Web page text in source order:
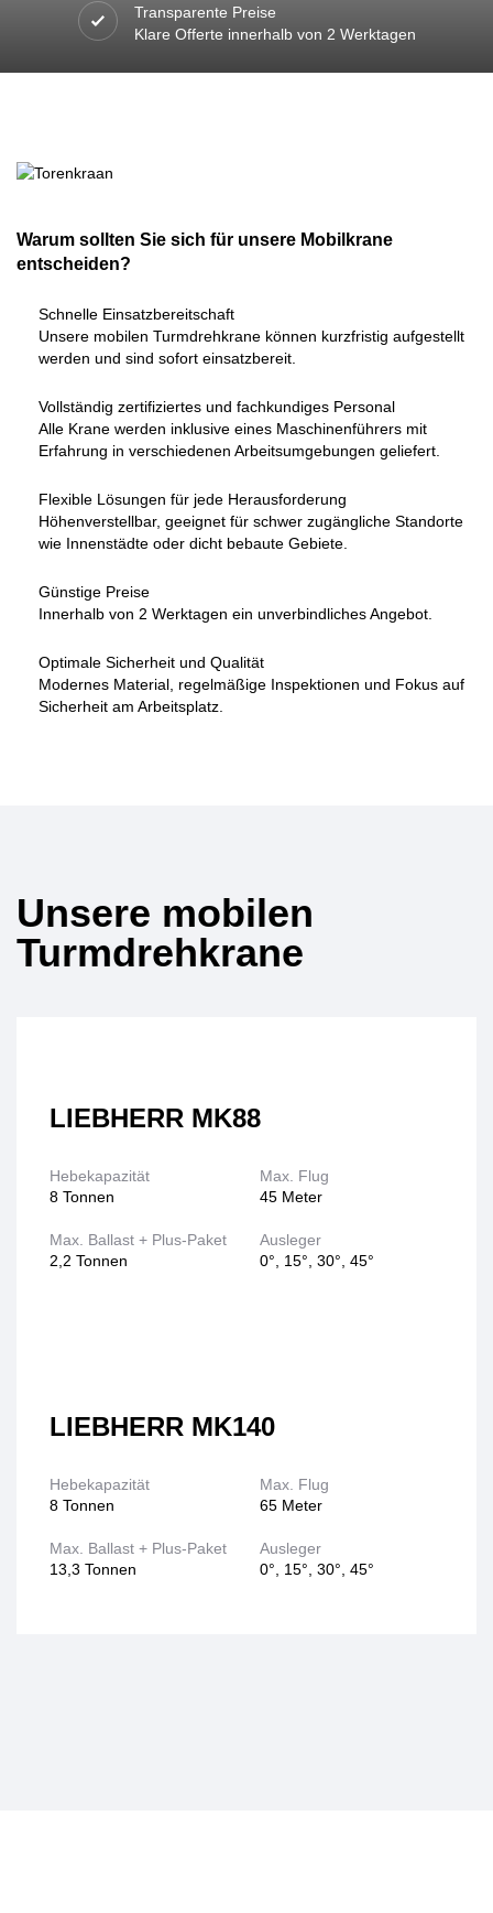
Transparente Preise
Klare Offerte innerhalb von 2 Werktagen
Warum sollten Sie sich für unsere Mobilkrane
entscheiden?
Schnelle Einsatzbereitschaft
Unsere mobilen Turmdrehkrane können kurzfristig aufgestellt
werden und sind sofort einsatzbereit.
Vollständig zertifiziertes und fachkundiges Personal
Alle Krane werden inklusive eines Maschinenführers mit
Erfahrung in verschiedenen Arbeitsumgebungen geliefert.
Flexible Lösungen für jede Herausforderung
Höhenverstellbar, geeignet für schwer zugängliche Standorte
wie Innenstädte oder dicht bebaute Gebiete.
Günstige Preise
Innerhalb von 2 Werktagen ein unverbindliches Angebot.
Optimale Sicherheit und Qualität
Modernes Material, regelmäßige Inspektionen und Fokus auf
Sicherheit am Arbeitsplatz.
Unsere mobilen
Turmdrehkrane
LIEBHERR MK88
Hebekapazität
8 Tonnen
Max. Flug
45 Meter
Max. Ballast + Plus-Paket
2,2 Tonnen
Ausleger
0°, 15°, 30°, 45°
LIEBHERR MK140
Hebekapazität
8 Tonnen
Max. Flug
65 Meter
Max. Ballast + Plus-Paket
13,3 Tonnen
Ausleger
0°, 15°, 30°, 45°